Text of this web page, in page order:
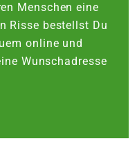
Menschen eine
Risse bestellst Du
online und
Wunschadresse